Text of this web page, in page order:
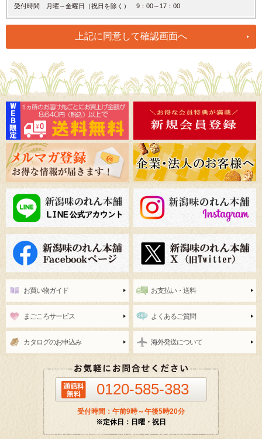
受付時間 月曜～金曜日（祝日を除く） 9：00～17：00
お買い物ガイド お支払い・送料
まごころサービス よくあるご質問
カタログのお申込み 海外発送について
0120-585-383
受付時間：午前9時～午後5時20分
※定休日：日曜・祝日